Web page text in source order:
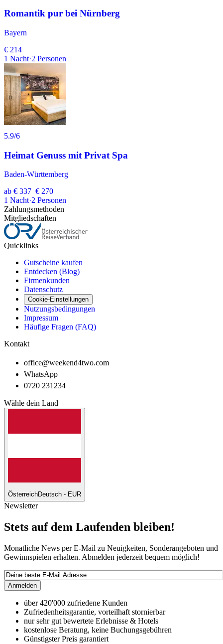
Romantik pur bei Nürnberg
Bayern
€ 214
1 Nacht·2 Personen
5.9/6
Heimat Genuss mit Privat Spa
Baden-Württemberg
ab € 337 € 270
1 Nacht·2 Personen
Zahlungsmethoden
Mitgliedschaften
Quicklinks
Gutscheine kaufen
Entdecken (Blog)
Firmenkunden
Datenschutz
Cookie-Einstellungen
Nutzungsbedingungen
Impressum
Häufige Fragen (FAQ)
Kontakt
office@weekend4two.com
WhatsApp
0720 231234
Wähle dein Land
ÖsterreichDeutsch - EUR
Newsletter
Stets auf dem Laufenden bleiben!
Monatliche News per E-Mail zu Neuigkeiten, Sonderangeboten und
Gewinnspielen erhalten. Abmelden jederzeit bequem möglich!
Anmelden
über 420'000 zufriedene Kunden
Zufriedenheitsgarantie, vorteilhaft stornierbar
nur sehr gut bewertete Erlebnisse & Hotels
kostenlose Beratung, keine Buchungsgebühren
Günstigster Preis garantiert